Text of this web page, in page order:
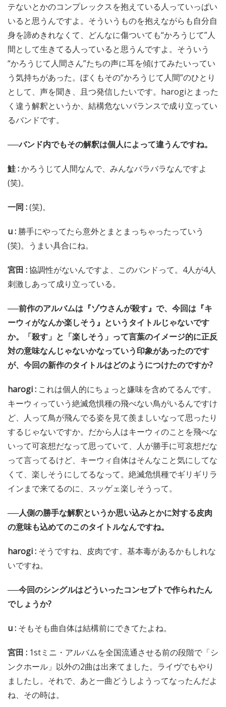
テないとかのコンプレックスを抱えている人っていっぱい
いると思うんですよ。そういうものを抱えながらも自分自
身を諦めきれなくて、どんなに傷ついても“かろうじて”人
間として生きてる人っていると思うんですよ。そういう
“かろうじて人間さん”たちの声に耳を傾けてみたいってい
う気持ちがあった。ぼくもその“かろうじて人間”のひとり
として、声を聞き、且つ発信したいです。harogiとまった
く違う解釈というか、結構危ないバランスで成り立ってい
るバンドです。
──バンド内でもその解釈は個人によって違うんですね。
鮭 :かろうじて人間なんで、みんなバラバラなんですよ
(笑)。
一同 :(笑)。
u : 勝手にやってたら意外とまとまっちゃったっていう
(笑)。うまい具合にね。
宮田 :協調性がないんですよ、このバンドって。4人が4人
刺激しあって成り立っている。
──前作のアルバムは『ゾウさんが殺す』で、今回は『キ
ーウィがなんか楽しそう』というタイトルじゃないです
か。「殺す」と「楽しそう」って言葉のイメージ的に正反
対の意味なんじゃないかなっていう印象があったのです
が、今回の新作のタイトルはどのようにつけたのですか?
harogi : これは個人的にちょっと嫌味を含めてるんです。
キーウィっていう絶滅危惧種の飛べない鳥がいるんですけ
ど、人って鳥が飛んでる姿を見て羨ましいなって思ったり
するじゃないですか。だから人はキーウィのことを飛べな
いって可哀想だなって思っていて、人が勝手に可哀想だな
って言ってるけど、キーウィ自体はそんなこと気にしてな
くて、楽しそうにしてるなって。絶滅危惧種でギリギリラ
インまで来てるのに、スッゲェ楽しそうって。
──人側の勝手な解釈というか思い込みとかに対する皮肉
の意味も込めてのこのタイトルなんですね。
harogi : そうですね、皮肉です。基本毒があるかもしれな
いですね。
──今回のシングルはどういったコンセプトで作られたん
でしょうか?
u : そもそも曲自体は結構前にできてたよね。
宮田 : 1stミニ・アルバムを全国流通させる前の段階で「シ
ンクホール」以外の2曲は出来てました。ライヴでもやり
ましたし。それで、あと一曲どうしようってなったんだよ
ね、その時は。